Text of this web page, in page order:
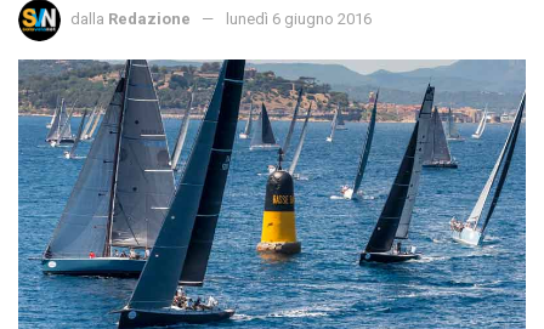
dalla Redazione lunedì 6 giugno 2016